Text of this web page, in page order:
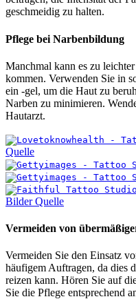
geschmeidig zu halten.
Pflege bei Narbenbildung
Manchmal kann es zu
kommen. Verwenden Sie in
ein -gel, um die Haut zu
Narben zu minimieren.
Hautarzt.
Quelle
Bilder Quelle
Vermeiden von
Vermeiden Sie den Einsatz
häufigem Auftragen, da dies
reizen kann. Hören Sie auf
Sie die Pflege entsprechend